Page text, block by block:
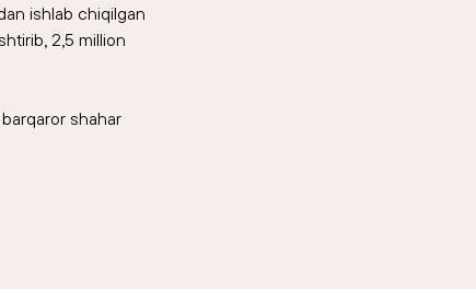
ishlab chiqilgan
2,5 million
shahar